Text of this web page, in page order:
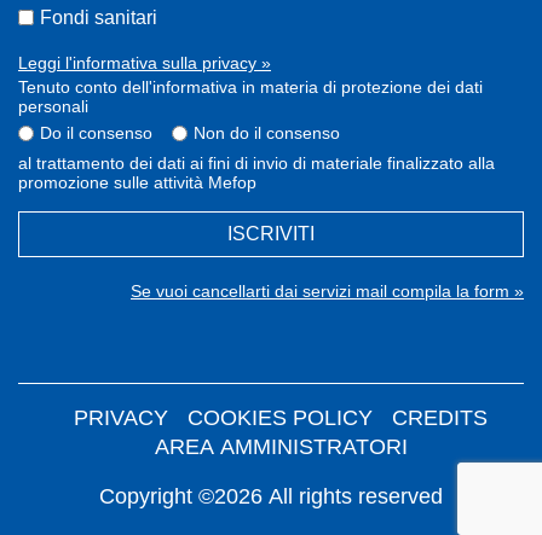
Fondi sanitari
Leggi l'informativa sulla privacy »
Tenuto conto dell'informativa in materia di protezione dei dati
personali
Do il consenso
Non do il consenso
al trattamento dei dati ai fini di invio di materiale finalizzato alla
promozione sulle attività Mefop
ISCRIVITI
Se vuoi cancellarti dai servizi mail compila la form »
Copyright ©2026 All rights reserved
PRIVACY COOKIES POLICY
CREDITS
AREA AMMINISTRATORI